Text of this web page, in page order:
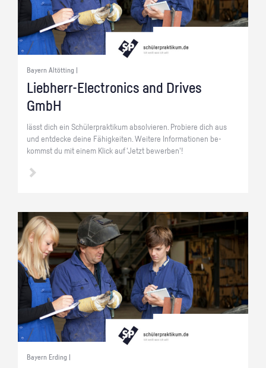
Bayern Altötting |
Lieb­herr-Elec­tro­nics and Dri­ves
GmbH
lässt dich ein Schü­ler­prak­ti­kum ab­sol­vie­ren. Pro­bie­re dich aus
und ent­de­cke deine Fä­hig­kei­ten. Wei­te­re In­for­ma­tio­nen be­
kommst du mit einem Klick auf 'Jetzt be­wer­ben'!
Bayern Erding |